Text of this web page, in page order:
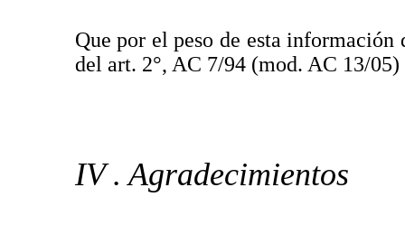
Que por el peso de esta
del art. 2°, AC 7/94 (mod. AC 13/
IV . Agradecimientos